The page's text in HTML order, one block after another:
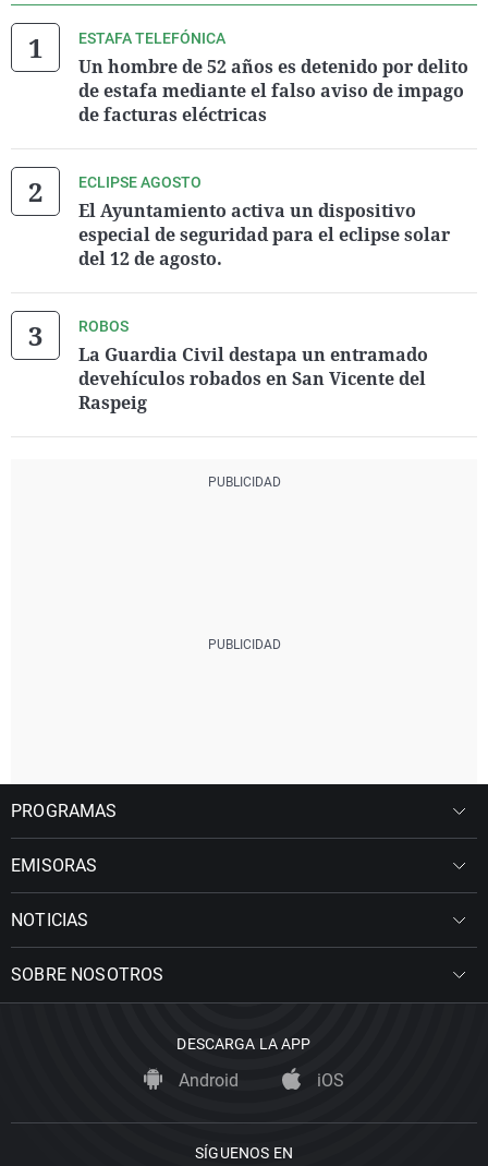
ESTAFA TELEFÓNICA
Un hombre de 52 años es detenido por delito
de estafa mediante el falso aviso de impago
de facturas eléctricas
ECLIPSE AGOSTO
El Ayuntamiento activa un dispositivo
especial de seguridad para el eclipse solar
del 12 de agosto.
ROBOS
La Guardia Civil destapa un entramado
devehículos robados en San Vicente del
Raspeig
PROGRAMAS
EMISORAS
NOTICIAS
SOBRE NOSOTROS
DESCARGA LA APP
Android iOS
SÍGUENOS EN